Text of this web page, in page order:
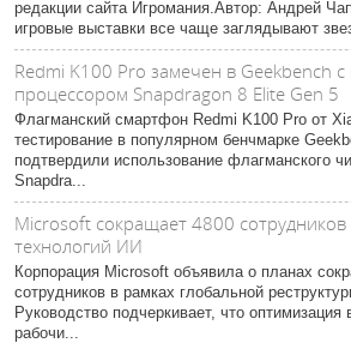
редакции сайта Игромания.Автор: Андрей
игровые выставки все чаще заглядывают
Redmi K100 Pro замечен в Geekbench
процессором Snapdragon 8 Elite Gen 5
Флагманский смартфон Redmi K100 Pro от
тестирование в популярном бенчмарке
подтвердили использование флагманского
Snapdra...
Microsoft сокращает 4800
технологий ИИ
Корпорация Microsoft объявила о планах
сотрудников в рамках глобальной
Руководство подчеркивает, что
рабочи...